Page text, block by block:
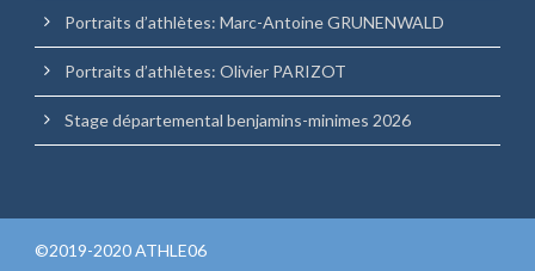
Portraits d’athlètes: Marc-Antoine GRUNENWALD
Portraits d’athlètes: Olivier PARIZOT
Stage départemental benjamins-minimes 2026
©2019-2020 ATHLE06